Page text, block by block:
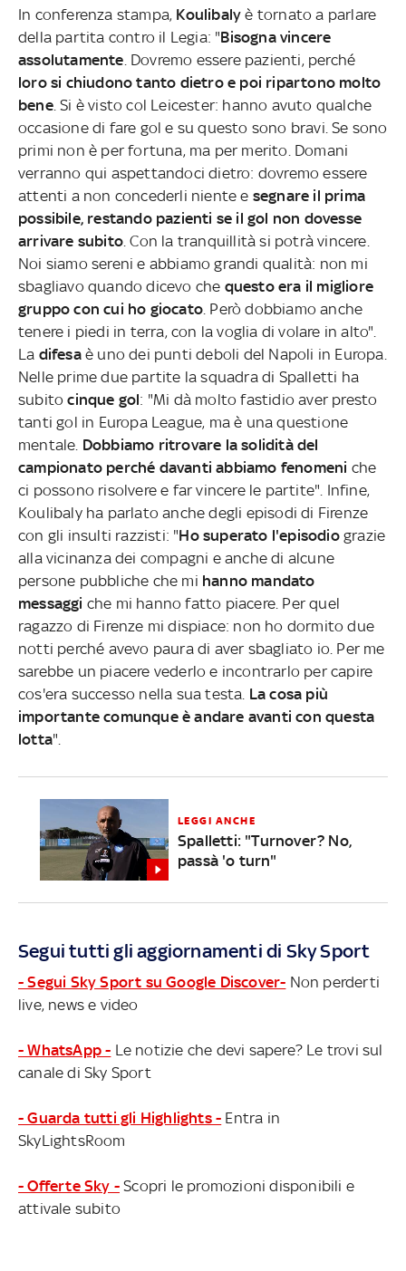
In conferenza stampa, Koulibalyè tornato a parlare
della partita contro il Legia: "Bisogna vincere
assolutamente . Dovremo essere pazienti, perché
loro si chiudono tanto dietro e poi ripartono molto
bene. Si è visto col Leicester: hanno avuto qualche
occasione di fare gol e su questo sono bravi. Se sono
primi non è per fortuna, ma per merito. Domani
verranno qui aspettandoci dietro: dovremo essere
attenti a non concederli niente e segnare il prima
possibile, restando pazienti se il gol non dovesse
arrivare subito . Con la tranquillità si potrà vincere.
Noi siamo sereni e abbiamo grandi qualità: non mi
sbagliavo quando dicevo che questo era il migliore
gruppo con cui ho giocato . Però dobbiamo anche
tenere i piedi in terra, con la voglia di volare in alto".
La difesaè uno dei punti deboli del Napoli in Europa.
Nelle prime due partite la squadra di Spalletti ha
subitocinque gol: "Mi dà molto fastidio aver presto
tanti gol in Europa League, ma è una questione
mentale. Dobbiamo ritrovare la solidità del
campionato perché davanti abbiamo fenomeni che
ci possono risolvere e far vincere le partite". Infine,
Koulibaly ha parlato anche degli episodi di Firenze
con gli insulti razzisti: "Ho superato l'episodiograzie
alla vicinanza dei compagni e anche di alcune
persone pubbliche che mi hanno mandato
messaggi che mi hanno fatto piacere. Per quel
ragazzo di Firenze mi dispiace: non ho dormito due
notti perché avevo paura di aver sbagliato io. Per me
sarebbe un piacere vederlo e incontrarlo per capire
cos'era successo nella sua testa. La cosa più
importante comunque è andare avanti con questa
lotta".
LEGGI ANCHE
Spalletti: "Turnover? No,
passà 'o turn"
Segui tutti gli aggiornamenti di Sky Sport
- Segui Sky Sport su Google Discover- Non perderti
live, news e video
- WhatsApp - Le notizie che devi sapere? Le trovi sul
canale di Sky Sport
- Guarda tutti gli Highlights - Entra in
SkyLightsRoom
- Offerte Sky - Scopri le promozioni disponibili e
attivale subito